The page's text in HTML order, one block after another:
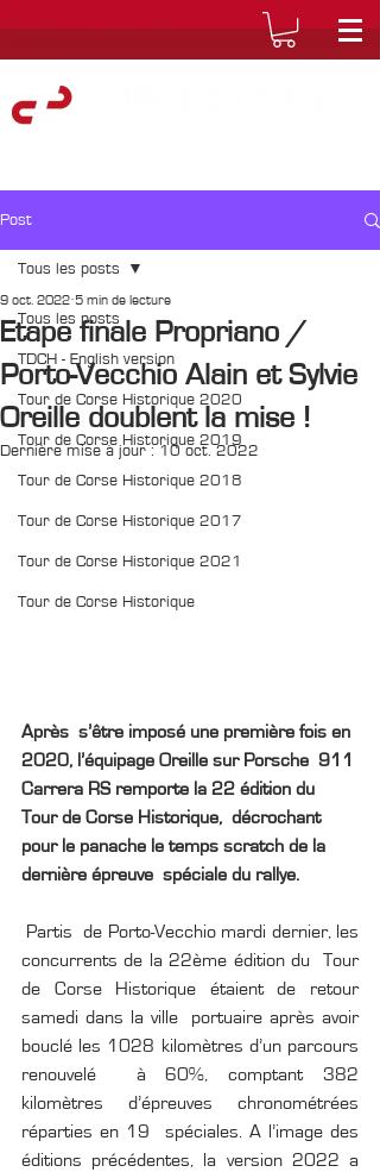
Post
Tous les posts
TDCH - English version
Tour de Corse Historique 2020
Tour de Corse Historique 2019
Tour de Corse Historique 2018
Tour de Corse Historique 2017
Tour de Corse Historique 2021
Tour de Corse Historique
Tous les posts
Etape finale Propriano /
Porto-Vecchio Alain et Sylvie
Oreille doublent la mise !
9 oct. 2022 5 min de lecture
Dernière mise à jour : 10 oct. 2022
Après  s’être imposé une première fois en
2020, l’équipage Oreille sur Porsche  911
Carrera RS remporte la 22 édition du
Tour de Corse Historique,  décrochant
pour le panache le temps scratch de la
dernière épreuve  spéciale du rallye.
concurrents de la 22ème édition du  Tour
de Corse Historique étaient de retour
samedi dans la ville  portuaire après avoir
bouclé les 1028 kilomètres d’un parcours
renouvelé  à 60%, comptant 382
kilomètres d’épreuves chronométrées
réparties en 19  spéciales. A l’image des
éditions précédentes, la version 2022 a